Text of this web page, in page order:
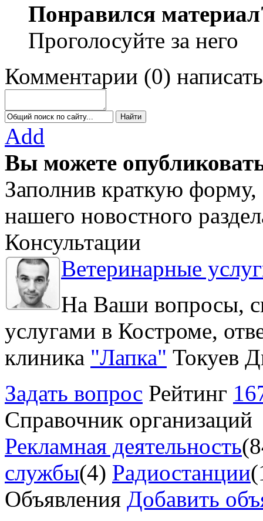
Понравился
Проголосуйте за него
Комментарии (0) написать
Add
Вы можете
Заполнив краткую
нашего новостного
Консультации
Ветеринарные
На Ваши вопросы,
услугами в Костроме,
клиника "Лапка" Токуев
Задать вопрос Рейтинг
Справочник организаций
Рекламная деятельность
службы(4) Радиостанции
Объявления Добавить